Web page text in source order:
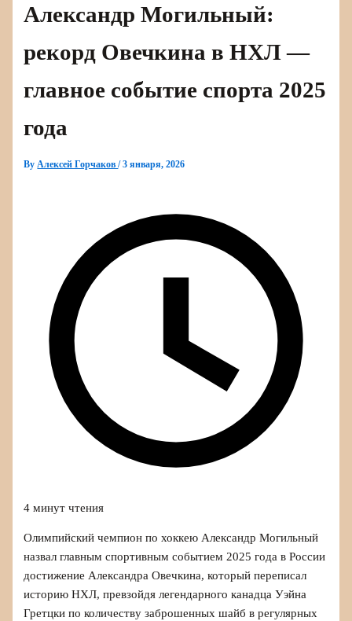
Александр Могильный:
рекорд Овечкина в НХЛ —
главное событие спорта 2025
года
ByАлексей Горчаков/3 января, 2026
4 минут чтения
Олимпийский чемпион по хоккею Александр Могильный
назвал главным спортивным событием 2025 года в России
достижение Александра Овечкина, который переписал
историю НХЛ, превзойдя легендарного канадца Уэйна
Гретцки по количеству заброшенных шайб в регулярных